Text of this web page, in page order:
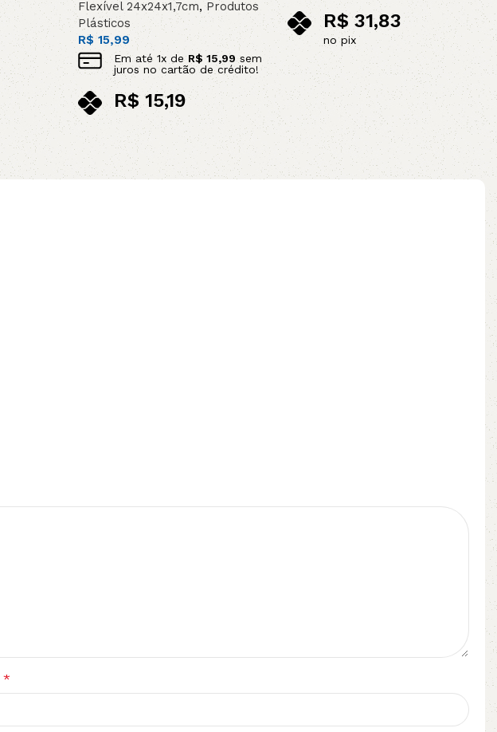
Flexível 24x24x1,7cm,Produtos
Plásticos
R$15,99
Em até1x deR$15,99sem
juros no cartão de crédito!
R$15,19
no pix
Adicionar ao carrinho
R$31,83
no pix
Adicionar ao carrinho
*